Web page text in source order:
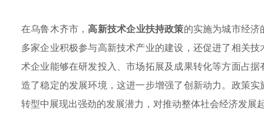
在乌鲁木齐市，高新技术企业扶持政策的实施为城市经
多家企业积极参与高新技术产业的建设，还促进了相关
术企业能够在研发投入、市场拓展及成果转化等方面占
造了稳定的发展环境，这进一步增强了创新动力。政策
转型中展现出强劲的发展潜力，对推动整体社会经济发展